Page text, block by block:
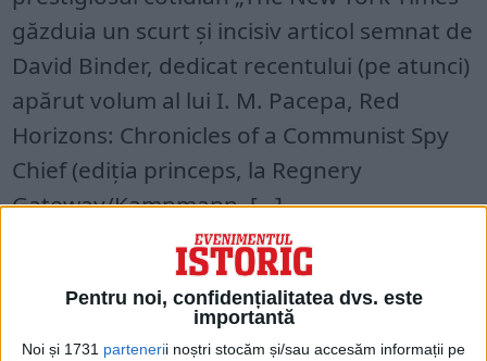
Pentru noi, confidențialitatea dvs. este
importantă
Noi și 1731 partenerii noștri stocăm și/sau accesăm informații pe
găzduia un scurt și incisiv articol semnat de
David Binder, dedicat recentului (pe atunci)
apărut volum al lui I. M. Pacepa, Red
Horizons: Chronicles of a Communist Spy
Chief (ediția princeps, la Regnery
Gateway/Kampmann, […]
Acces restricționat. Dacă doriți să citiți
acest articol, mergeți pe
edituradecarte.roși achiziționați ediția